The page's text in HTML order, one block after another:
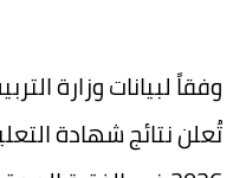
وفقاً لبيانات وزارة
تُعلن نتائج شهادة